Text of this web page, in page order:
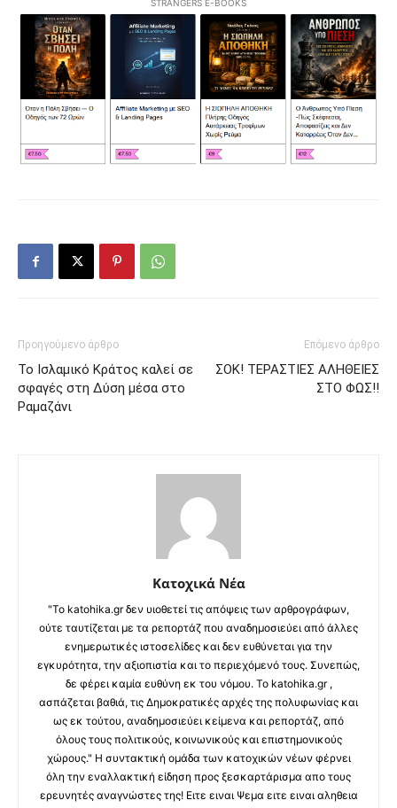
STRANGERS E-BOOKS
Προηγούμενο άρθρο
Το Ισλαμικό Κράτος καλεί σε
σφαγές στη Δύση μέσα στο
Ραμαζάνι
Επόμενο άρθρο
ΣΟΚ! ΤΕΡΑΣΤΙΕΣ ΑΛΗΘΕΙΕΣ
ΣΤΟ ΦΩΣ!!
Κατοχικά Νέα
"Το katohika.gr δεν υιοθετεί τις απόψεις των αρθρογράφων,
ούτε ταυτίζεται με τα ρεπορτάζ που αναδημοσιεύει από άλλες
ενημερωτικές ιστοσελίδες και δεν ευθύνεται για την
εγκυρότητα, την αξιοπιστία και το περιεχόμενό τους. Συνεπώς,
δε φέρει καμία ευθύνη εκ του νόμου. Το katohika.gr ,
ασπάζεται βαθιά, τις Δημοκρατικές αρχές της πολυφωνίας και
ως εκ τούτου, αναδημοσιεύει κείμενα και ρεπορτάζ, από
όλους τους πολιτικούς, κοινωνικούς και επιστημονικούς
χώρους." Η συντακτική ομάδα των κατοχικών νέων φέρνει
όλη την εναλλακτική είδηση προς ξεσκαρτάρισμα απο τους
ερευνητές αναγνώστες της! Ειτε ειναι Ψεμα ειτε ειναι αληθεια